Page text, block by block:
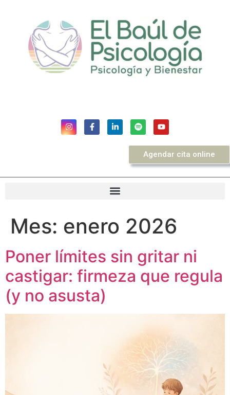
Agendar cita online
Mes: enero 2026
Poner límites sin gritar ni
castigar: firmeza que regula
(y no asusta)